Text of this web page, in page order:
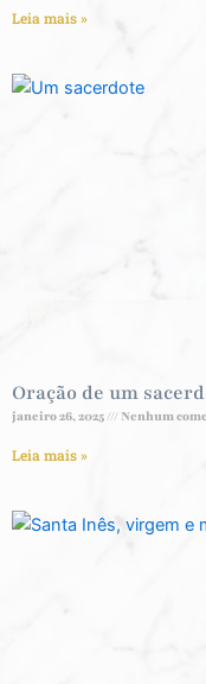
Leia mais »
Oração de um
janeiro 26, 2025 Nenhum
Leia mais »